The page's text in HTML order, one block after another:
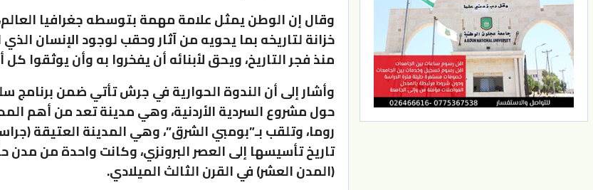
وقال إن الوطن يمثل علامة مهمة بتوسطه جغرافيا
خزانة لتاريخه بما يحويه من آثار وحقب لوجود الإنسان
منذ فجر التاريخ، ويحق لأبنائه أن يفخروا به وأن يوثقوا
وأشار إلى أن الندوة الحوارية في جرش تأتي ضمن برنامج
حول مشروع السردية الأردنية، وهي مدينة تعد من أهم
روما، وتلقب بـ”بومبي الشرق”، وهي المدينة العتيقة
تاريخ تأسيسها إلى العصر البرونزي، وكانت واحدة من
(المدن العشر) في القرن الثالث الميلادي.